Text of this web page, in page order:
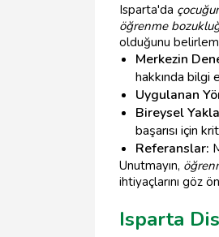
Isparta'da
öğrenme
olduğunu
Merkezin
hakkında bilgi
Uygulanan
Bireysel
başarısı için
Referanslar:
Unutmayın,
ihtiyaçlarını göz
Isparta